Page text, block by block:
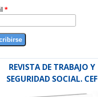
*
REVISTA DE TRABAJO Y
SEGURIDAD SOCIAL. CEF